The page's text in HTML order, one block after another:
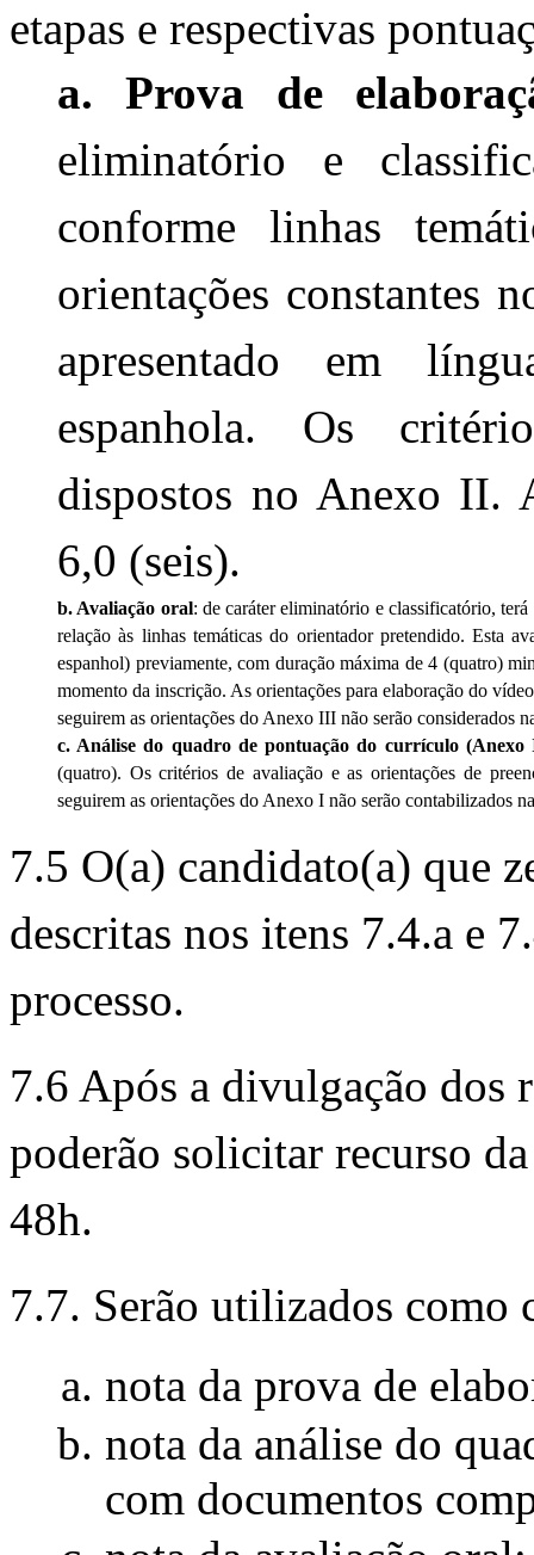
etapas e respectivas
a. Prova de
eliminatório e
conforme linhas
orientações constantes
apresentado em
espanhola. Os
dispostos no Anexo II.
6,0 (seis).
b. Avaliação oral: de caráter eliminatório e classificatório,
relação às linhas temáticas do orientador pretendido. Esta
espanhol) previamente, com duração máxima de 4 (quatro)
momento da inscrição. As orientações para elaboração do
seguirem as orientações do Anexo III não serão considerados
c. Análise do quadro de pontuação do currículo
(quatro). Os critérios de avaliação e as orientações de
seguirem as orientações do Anexo I não serão contabilizados
7.5 O(a) candidato(a) que
descritas nos itens 7.4.a e
processo.
7.6 Após a divulgação dos
poderão solicitar recurso
48h.
7.7. Serão utilizados como
nota da prova de
nota da análise do
com documentos